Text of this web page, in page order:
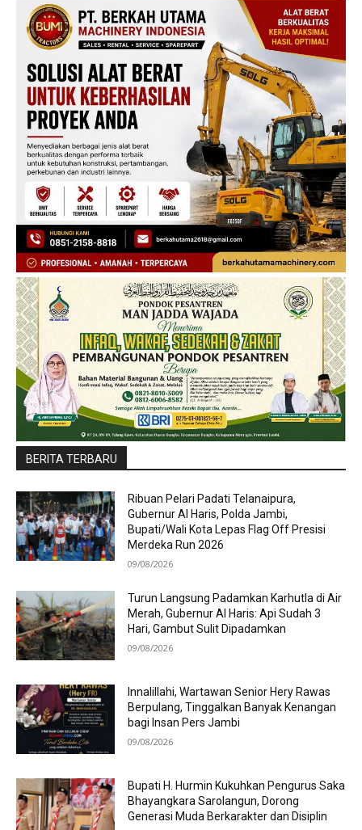
BERITA TERBARU
Ribuan Pelari Padati Telanaipura,
Gubernur Al Haris, Polda Jambi,
Bupati/Wali Kota Lepas Flag Off Presisi
Merdeka Run 2026
09/08/2026
Turun Langsung Padamkan Karhutla di Air
Merah, Gubernur Al Haris: Api Sudah 3
Hari, Gambut Sulit Dipadamkan
09/08/2026
Innalillahi, Wartawan Senior Hery Rawas
Berpulang, Tinggalkan Banyak Kenangan
bagi Insan Pers Jambi
09/08/2026
Bupati H. Hurmin Kukuhkan Pengurus Saka
Bhayangkara Sarolangun, Dorong
Generasi Muda Berkarakter dan Disiplin